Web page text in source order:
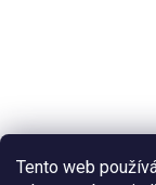
Tento web